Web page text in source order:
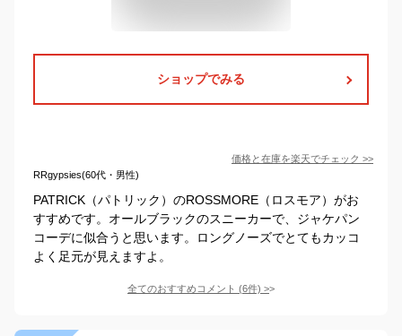
ショップでみる
価格と在庫を楽天でチェック >>
RRgypsies(60代・男性)
PATRICK（パトリック）のROSSMORE（ロスモア）がお
すすめです。オールブラックのスニーカーで、ジャケパン
コーデに似合うと思います。ロングノーズでとてもカッコ
よく足元が見えますよ。
全てのおすすめコメント (6件) >